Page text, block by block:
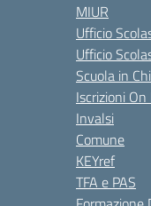
MIUR
Ufficio
Ufficio
Scuola in
Iscrizioni
Invalsi
Comune
KEYref
TFA e PAS